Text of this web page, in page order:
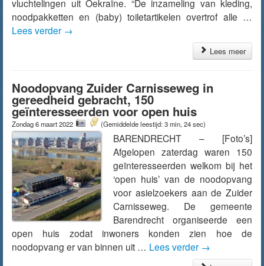
vluchtelingen uit Oekraïne. “De inzameling van kleding,
noodpakketten en (baby) toiletartikelen overtrof alle …
Lees verder →
Lees meer
Noodopvang Zuider Carnisseweg in
gereedheid gebracht, 150
geïnteresseerden voor open huis
Zondag 6 maart 2022 (Gemiddelde leestijd: 3 min, 24 sec)
BARENDRECHT – [Foto’s]
Afgelopen zaterdag waren 150
geïnteresseerden welkom bij het
‘open huis’ van de noodopvang
voor asielzoekers aan de Zuider
Carnisseweg. De gemeente
Barendrecht organiseerde een
open huis zodat inwoners konden zien hoe de
noodopvang er van binnen uit … Lees verder →